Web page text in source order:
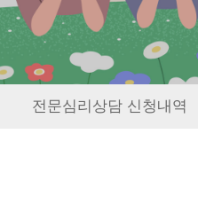
전문심리상담 신청내역